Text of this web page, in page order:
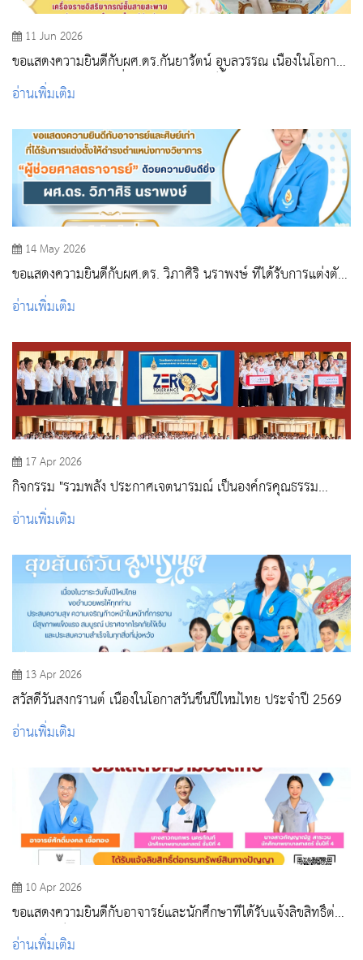
11 Jun 2026
ขอแสดงความยินดีกับผศ.ดร.กันยารัตน์ อุบลวรรณ เนื่องในโอกาส
ได้รับพระราชทานเครื่องราชอิสริยาภรณ์ชั้นสายสะพายประถมาภ
รณ์มงกุฎไทย
อ่านเพิ่มเติม
14 May 2026
ขอแสดงความยินดีกับผศ.ดร. วิภาศิริ นราพงษ์ ที่ได้รับการแต่งตั้ง
ให้ดำรงตำแหน่งทางวิชาการ
อ่านเพิ่มเติม
17 Apr 2026
กิจกรรม "รวมพลัง ประกาศเจตนารมณ์ เป็นองค์กรคุณธรรม
ต้นแบบ และการประกาศนโยบาย No Gift Policy ตามโครงการ
ประเมินคุณธรรมและความโปร่งใส ITA วพบ.สระบุรี "
อ่านเพิ่มเติม
13 Apr 2026
สวัสดีวันสงกรานต์ เนื่องในโอกาสวันขึ้นปีใหม่ไทย ประจำปี 2569
อ่านเพิ่มเติม
10 Apr 2026
ขอแสดงความยินดีกับอาจารย์และนักศึกษาที่ได้รับแจ้งลิขสิทธิ์ต่อ
กรมทรัพย์สินทางปัญญา
อ่านเพิ่มเติม